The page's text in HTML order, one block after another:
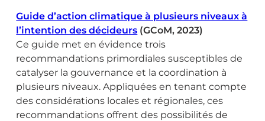
Guide d’action climatique à plusieurs niveaux à
l’intention des décideurs (GCoM, 2023)
Ce guide met en évidence trois
recommandations primordiales susceptibles de
catalyser la gouvernance et la coordination à
plusieurs niveaux. Appliquées en tenant compte
des considérations locales et régionales, ces
recommandations offrent des possibilités de